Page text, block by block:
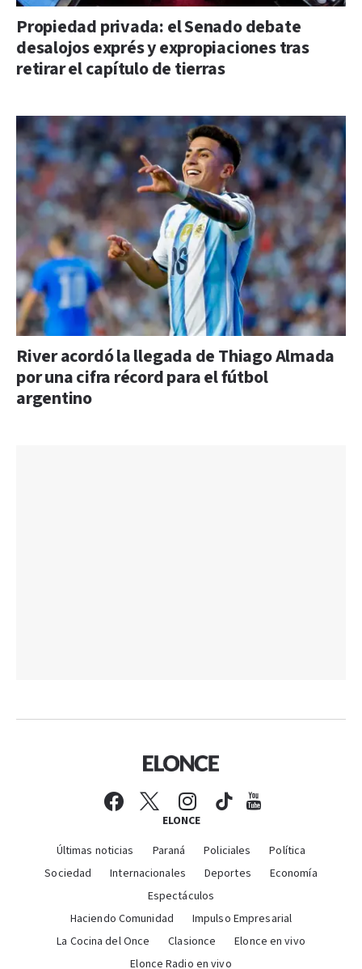
Propiedad privada: el Senado debate
desalojos exprés y expropiaciones tras
retirar el capítulo de tierras
River acordó la llegada de Thiago Almada
por una cifra récord para el fútbol
argentino
ELONCE
Últimas noticias Paraná Policiales
Política
Sociedad
Internacionales Deportes
Economía
Espectáculos
Haciendo Comunidad
Impulso Empresarial
La Cocina del Once
Clasionce
Elonce en vivo
Elonce Radio en vivo